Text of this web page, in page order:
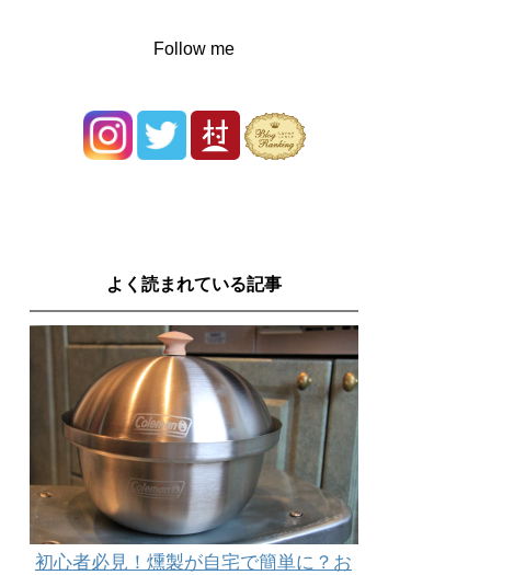
Follow me
よく読まれている記事
初心者必見！燻製が自宅で簡単に？お